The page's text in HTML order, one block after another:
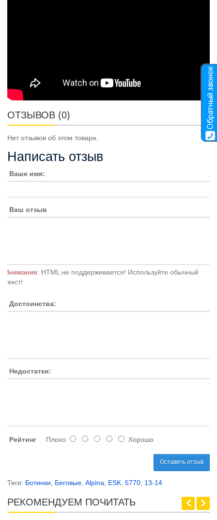
ОТЗЫВОВ (0)
Нет отзывов об этом товаре.
Написать отзыв
Ваше имя:
Ваш отзыв
Внимание: HTML не поддерживается! Используйте обычный
текст!
Достоинства:
Недостатки:
Рейтинг Плохо Хорошо
Оставить отзыв
Теги: Ботинки Беговые Alpina ESK 5770 13-14
РЕКОМЕНДУЕМ ПОЧИТАТЬ